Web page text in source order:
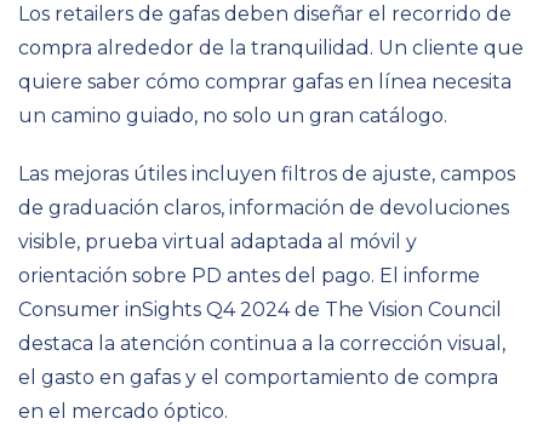
Los retailers de gafas deben diseñar el recorrido de
compra alrededor de la tranquilidad. Un cliente que
quiere saber cómo comprar gafas en línea necesita
un camino guiado, no solo un gran catálogo.
Las mejoras útiles incluyen filtros de ajuste, campos
de graduación claros, información de devoluciones
visible, prueba virtual adaptada al móvil y
orientación sobre PD antes del pago. El informe
Consumer inSights Q4 2024 de The Vision Council
destaca la atención continua a la corrección visual,
el gasto en gafas y el comportamiento de compra
en el mercado óptico.